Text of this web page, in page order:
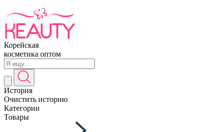
Корейская
косметика оптом
История
Очистить историю
Категории
Товары